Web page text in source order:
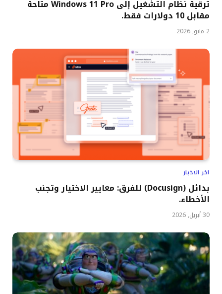
ترقية نظام التشغيل إلى Windows 11 Pro متاحة
مقابل 10 دولارات فقط.
2 مايو, 2026
اخر الاخبار
بدائل (Docusign) للفرق: معايير الاختيار وتجنب
الأخطاء.
30 أبريل, 2026